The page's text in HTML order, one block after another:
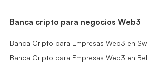
Banca cripto para negocios Web3
Banca Cripto para Empresas Web3 en
Banca Cripto para Empresas Web3 en